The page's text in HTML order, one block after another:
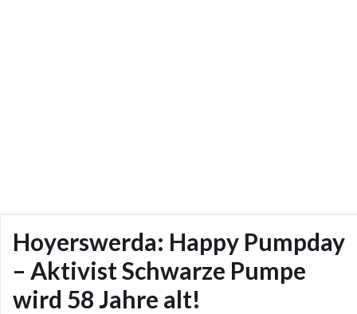
Hoyerswerda: Happy Pumpday
– Aktivist Schwarze Pumpe
wird 58 Jahre alt!